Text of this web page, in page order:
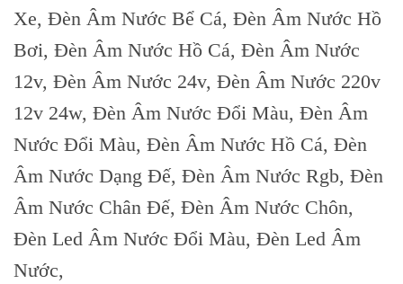
Xe, Đèn Âm Nước Bể Cá, Đèn Âm Nước Hồ
Bơi, Đèn Âm Nước Hồ Cá, Đèn Âm Nước
12v, Đèn Âm Nước 24v, Đèn Âm Nước 220v
12v 24w, Đèn Âm Nước Đổi Màu, Đèn Âm
Nước Đổi Màu, Đèn Âm Nước Hồ Cá, Đèn
Âm Nước Dạng Đế, Đèn Âm Nước Rgb, Đèn
Âm Nước Chân Đế, Đèn Âm Nước Chôn,
Đèn Led Âm Nước Đổi Màu, Đèn Led Âm
Nước,